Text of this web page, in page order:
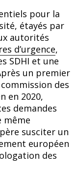
pour la
étayés par
autorités
d’urgence,
SDHI et une
un premier
des
en 2020,
demandes
même
susciter un
européen
des